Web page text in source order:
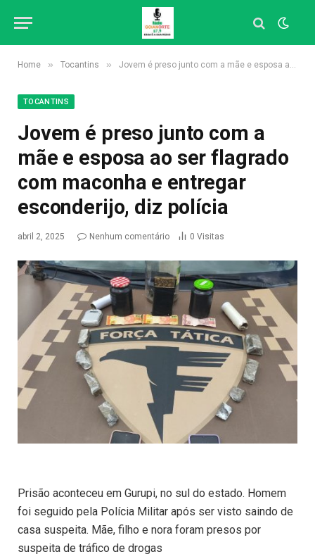
Home » Tocantins » Jovem é preso junto com a mãe e esposa ao ser flagrado com maconha e entregar esconderijo, diz polícia
TOCANTINS
Jovem é preso junto com a
mãe e esposa ao ser flagrado
com maconha e entregar
esconderijo, diz polícia
abril 2, 2025 Nenhum comentário 0 Visitas
Prisão aconteceu em Gurupi, no sul do estado. Homem
foi seguido pela Polícia Militar após ser visto saindo de
casa suspeita. Mãe, filho e nora foram presos por
suspeita de tráfico de drogas